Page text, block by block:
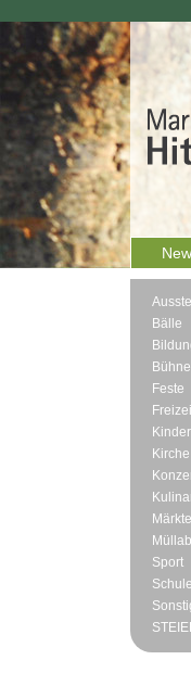
Bälle
Bühne
Feste
Kinder
Kirche
Märkte
Sport
Schule